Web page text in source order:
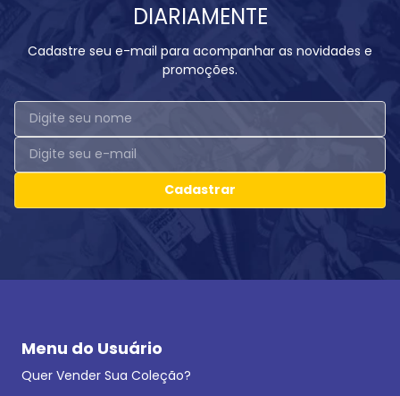
DIARIAMENTE
Cadastre seu e-mail para acompanhar as novidades e
promoções.
Cadastrar
Menu do Usuário
Quer Vender Sua Coleção?